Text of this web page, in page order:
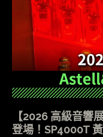
【2026 高級音
登場！SP4000T